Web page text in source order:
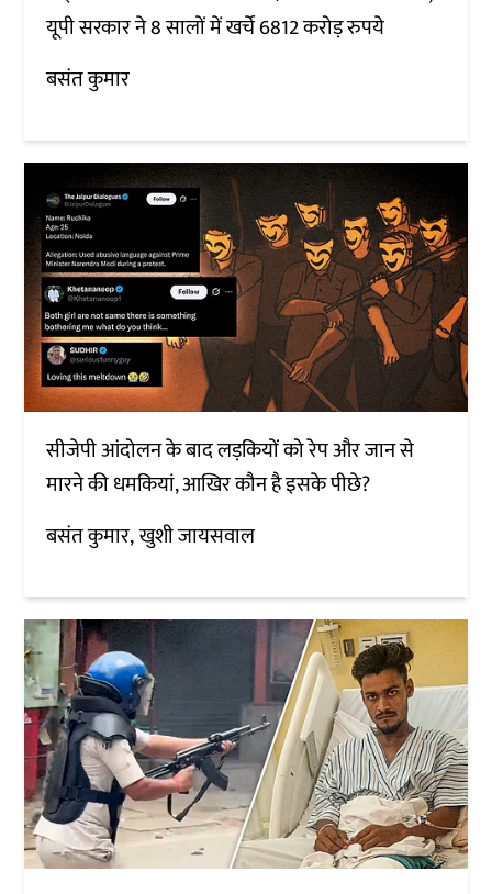
यूपी सरकार ने 8 सालों में खर्चे 6812 करोड़ रुपये
बसंत कुमार
सीजेपी आंदोलन के बाद लड़कियों को रेप और जान से
मारने की धमकियां, आखिर कौन है इसके पीछे?
बसंत कुमार खुशी जायसवाल